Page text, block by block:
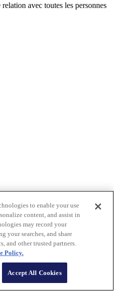
avec toutes les personnes
to enable your use
content, and assist in
may record your
your searches, and share
and other trusted partners.
Policy.
Accept All Cookies